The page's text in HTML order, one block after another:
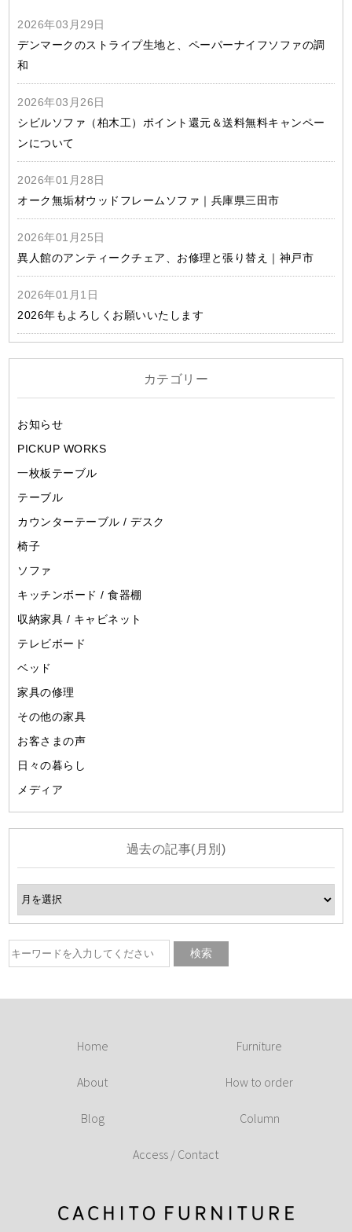
2026年03月29日
デンマークのストライプ生地と、ペーパーナイフソファの調
和
2026年03月26日
シビルソファ（柏木工）ポイント還元＆送料無料キャンペー
ンについて
2026年01月28日
オーク無垢材ウッドフレームソファ｜兵庫県三田市
2026年01月25日
異人館のアンティークチェア、お修理と張り替え｜神戸市
2026年01月1日
2026年もよろしくお願いいたします
カテゴリー
お知らせ
PICKUP WORKS
一枚板テーブル
テーブル
カウンターテーブル / デスク
椅子
ソファ
キッチンボード / 食器棚
収納家具 / キャビネット
テレビボード
ベッド
家具の修理
その他の家具
お客さまの声
日々の暮らし
メディア
過去の記事(月別)
Home Furniture
About How to order
Blog Column
Access / Contact